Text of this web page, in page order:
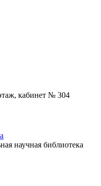
кабинет № 304
научная библиотека